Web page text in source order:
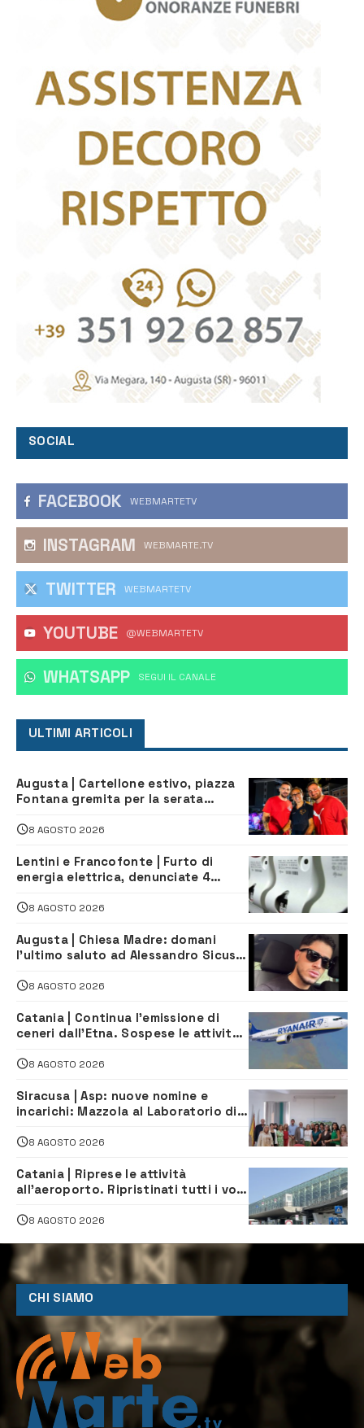
SOCIAL
FACEBOOK WEBMARTETV
INSTAGRAM WEBMARTE.TV
TWITTER WEBMARTETV
YOUTUBE @WEBMARTETV
WHATSAPP ‎SEGUI IL CANALE
ULTIMI ARTICOLI
Augusta | Cartellone estivo, piazza
Fontana gremita per la serata
8 AGOSTO 2026
Lentini e Francofonte | Furto di
energia elettrica, denunciate 4
8 AGOSTO 2026
Augusta | Chiesa Madre: domani
l’ultimo saluto ad Alessandro Sicuso,
8 AGOSTO 2026
Catania | Continua l’emissione di
ceneri dall’Etna. Sospese le attività
8 AGOSTO 2026
Siracusa | Asp: nuove nomine e
incarichi: Mazzola al Laboratorio di
Servizio Legale
8 AGOSTO 2026
Catania | Riprese le attività
all’aeroporto. Ripristinati tutti i voli
8 AGOSTO 2026
CHI SIAMO